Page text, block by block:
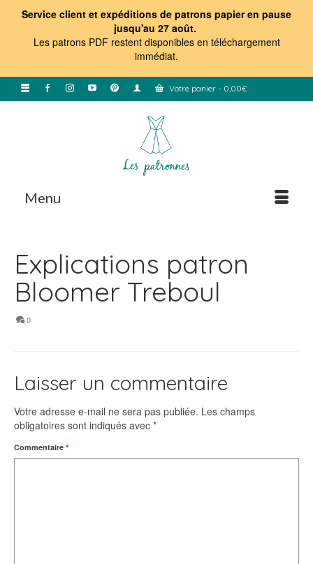
Service client et expéditions de patrons papier en pause
jusqu'au 27 août.
Les patrons PDF restent disponibles en téléchargement
immédiat.
Votre panier - 0,00€
Menu
Explications patron
Bloomer Treboul
0
Laisser un commentaire
Votre adresse e-mail ne sera pas publiée. Les champs
obligatoires sont indiqués avec *
Commentaire *